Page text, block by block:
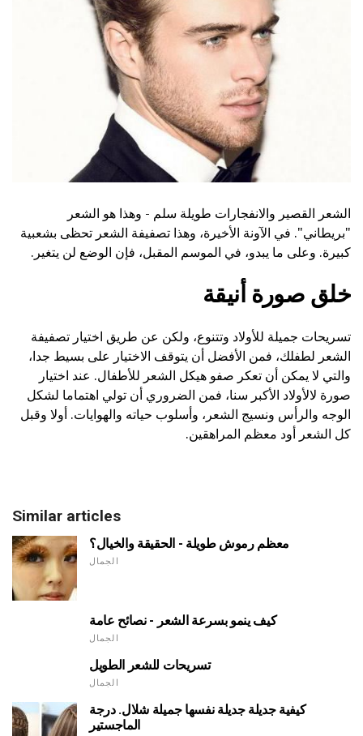
الشعر القصير والانفجارات طويلة سلم - وهذا هو الشعر
"بريطاني". في الآونة الأخيرة، وهذا تصفيفة الشعر تحظى بشعبية
كبيرة. وعلى ما يبدو، في الموسم المقبل، فإن الوضع لن يتغير.
خلق صورة أنيقة
تسريحات جميلة للأولاد وتتنوع، ولكن عن طريق اختيار تصفيفة
الشعر لطفلك، فمن الأفضل أن يتوقف الاختيار على بسيط جدا،
والتي لا يمكن أن تعكر صفو هيكل الشعر للأطفال. عند اختيار
صورة لالأولاد الأكبر سنا، فمن الضروري أن تولي اهتماما لشكل
الوجه والرأس ونسيج الشعر، وأسلوب حياته والهوايات. أولا وقبل
كل الشعر أود معظم المراهقين.
Similar articles
معظم رموش طويلة - الحقيقة والخيال؟
الجمال
كيف ينمو بسرعة الشعر - نصائح عامة
الجمال
تسريحات للشعر الطويل
الجمال
كيفية جديلة جديلة نفسها جميلة شلال. درجة
الماجستير